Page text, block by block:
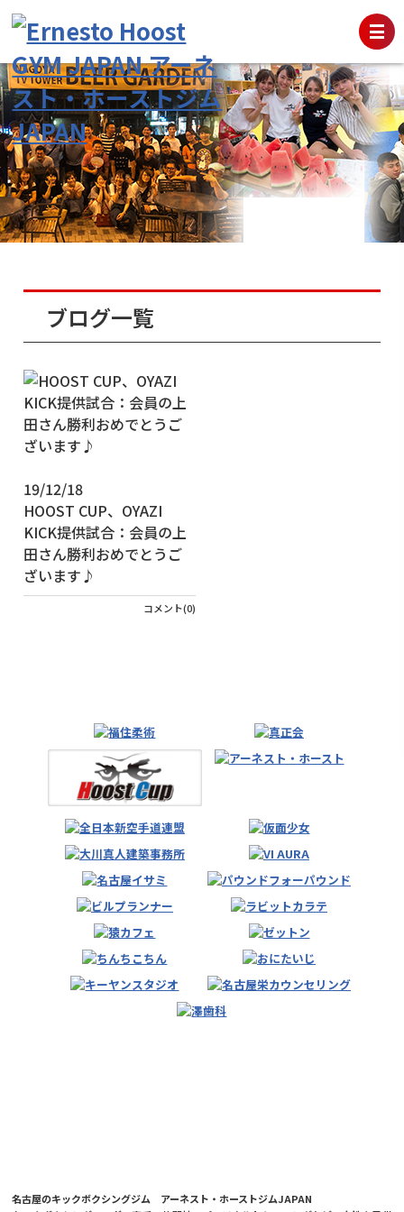
ブログ一覧
19/12/18
HOOST CUP、OYAZI
KICK提供試合：会員の上
田さん勝利おめでとうご
ざいます♪
コメント(0)
名古屋のキックボクシングジム アーネスト・ホーストジムJAPAN